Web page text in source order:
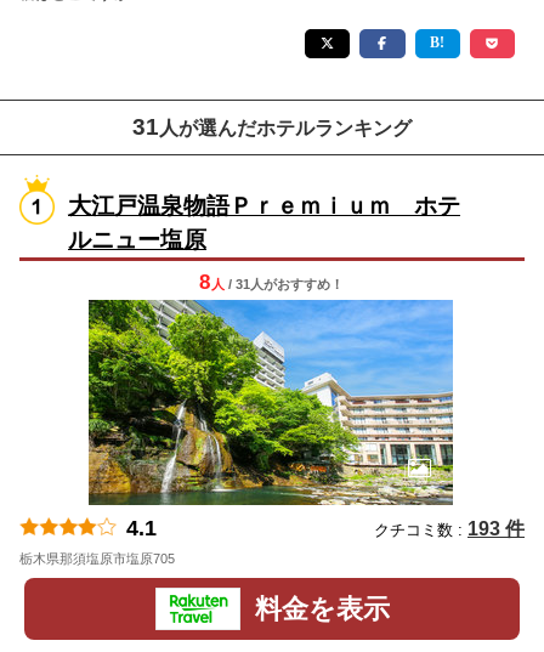
31 人が選んだホテルランキング
大江戸温泉物語Ｐｒｅｍｉｕｍ ホテ
ルニュー塩原
8 人 / 31人がおすすめ！
4.1 クチコミ数 : 193 件
栃木県那須塩原市塩原705
料金を表示